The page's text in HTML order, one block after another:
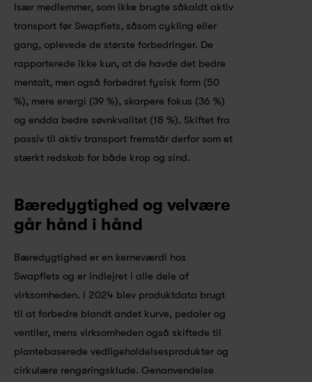
Især medlemmer, som ikke brugte såkaldt aktiv
transport før Swapfiets, såsom cykling eller
gang, oplevede de største forbedringer. De
rapporterede ikke kun, at de havde det bedre
mentalt, men også forbedret fysisk form (50
%), mere energi (39 %), skarpere fokus (36 %)
og endda bedre søvnkvalitet (18 %). Skiftet fra
passiv til aktiv transport fremstår derfor som et
stærkt redskab for både krop og sind.
Bæredygtighed og velvære
går hånd i hånd
Bæredygtighed er en kerneværdi hos
Swapfiets og er indlejret i alle dele af
virksomheden. I 2024 blev produktdata brugt
til at forbedre blandt andet kurve, pedaler og
ventiler, mens virksomheden også skiftede til
plantebaserede vedligeholdelsesprodukter og
cirkulære rengøringsklude. Genanvendelse